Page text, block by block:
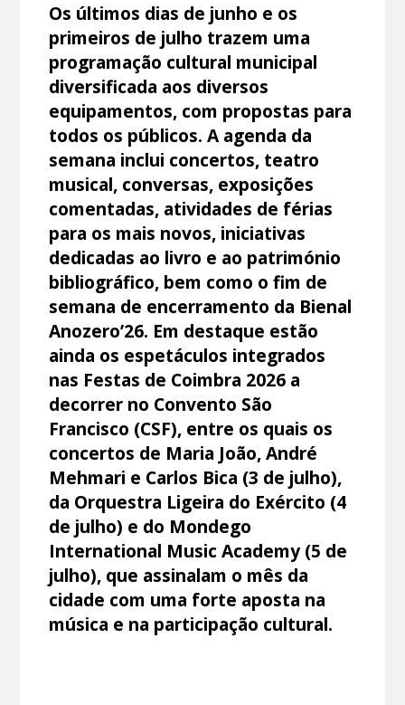
Os últimos dias de junho e os
primeiros de julho trazem uma
programação cultural municipal
diversificada aos diversos
equipamentos, com propostas para
todos os públicos. A agenda da
semana inclui concertos, teatro
musical, conversas, exposições
comentadas, atividades de férias
para os mais novos, iniciativas
dedicadas ao livro e ao património
bibliográfico, bem como o fim de
semana de encerramento da Bienal
Anozero’26. Em destaque estão
ainda os espetáculos integrados
nas Festas de Coimbra 2026 a
decorrer no Convento São
Francisco (CSF), entre os quais os
concertos de Maria João, André
Mehmari e Carlos Bica (3 de julho),
da Orquestra Ligeira do Exército (4
de julho) e do Mondego
International Music Academy (5 de
julho), que assinalam o mês da
cidade com uma forte aposta na
música e na participação cultural.